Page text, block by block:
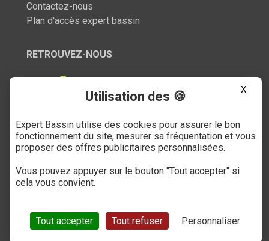
Contactez-nous
Plan d'accès expert bassin
RETROUVEZ-NOUS
SERVICE CLIENT
03 27 89 21 52
Du mardi au samedi
X
Utilisation des 🍪
Expert Bassin utilise des cookies pour assurer le bon
fonctionnement du site, mesurer sa fréquentation et vous
proposer des offres publicitaires personnalisées.
Vous pouvez appuyer sur le bouton "Tout accepter" si
cela vous convient.
Tout accepter Tout refuser Personnaliser